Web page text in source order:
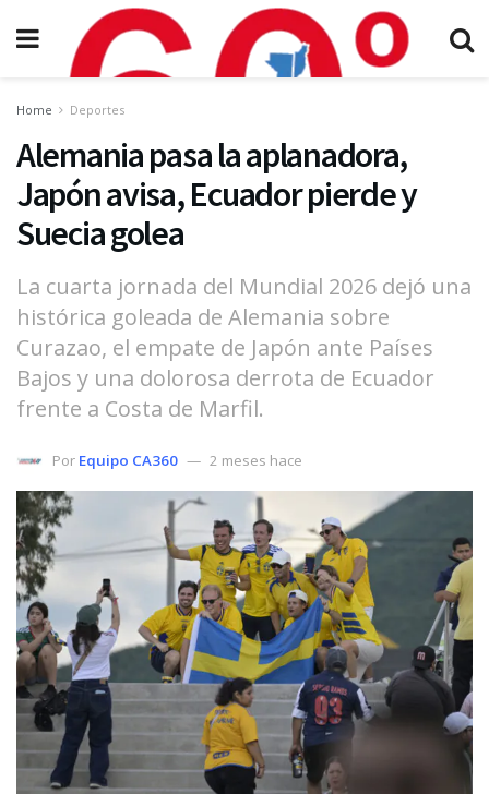
Home Deportes
Alemania pasa la aplanadora,
Japón avisa, Ecuador pierde y
Suecia golea
La cuarta jornada del Mundial 2026 dejó una
histórica goleada de Alemania sobre
Curazao, el empate de Japón ante Países
Bajos y una dolorosa derrota de Ecuador
frente a Costa de Marfil.
Por Equipo CA360 2 meses hace